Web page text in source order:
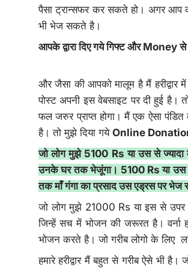
पैसा ट्रान्सफर कर सकते हो। अगर आप
भी भेज सकते है।
आपके द्वारा दिए गये गिफ्ट और Money से
और जैसा की आपको मालूम है मैं हरीद्वार
पोस्ट अपनी इस वेबसाइट पर दी हुई है।
फल जरुर प्राप्त होगा। मैं एक ऐसा
है। तो मुझे दिया गये Online
जो लोग मुझे 5100 Rs या उस से ज्यादा
उनके घर तक भेजूंगा। 5100 Rs या उस
तक माँ गंगा का प्रसाद उस एड्रस पर
जो लोग मुझे 21000 Rs या इस से उपर
जिन्हें सच में भोजन की जरूरत है। वर्ना
भोजन करते है। जो गरीब लोगो के लिए
हमारे हरीद्वार मैं बहुत से गरीब ऐसे भी